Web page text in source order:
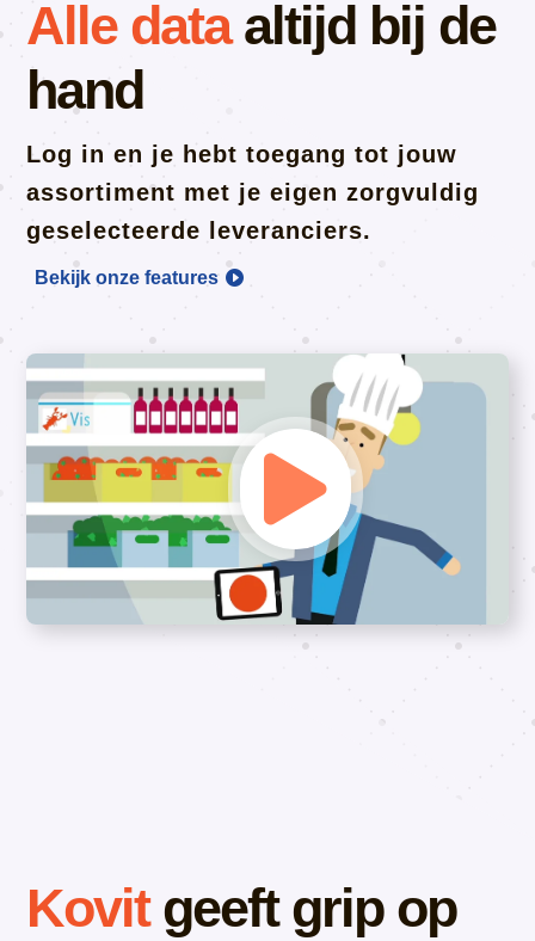
Alle dataaltijd bij de
hand
Log in en je hebt toegang tot jouw
assortiment met je eigen zorgvuldig
geselecteerde leveranciers.
Bekijk onze features
Kovitgeeft grip op